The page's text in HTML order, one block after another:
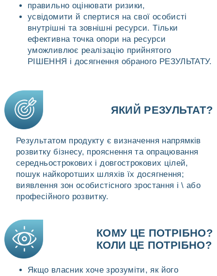
правильно оцінювати ризики,
усвідомити й спертися на свої особисті
внутрішні та зовнішні ресурси. Тільки
ефективна точка опори на ресурси
уможливлює реалізацію прийнятого
РІШЕННЯ і досягнення обраного РЕЗУЛЬТАТУ.
ЯКИЙ РЕЗУЛЬТАТ?
Результатом продукту є визначення напрямків
розвитку бізнесу, прояснення та опрацювання
середньострокових і довгострокових цілей,
пошук найкоротших шляхів їх досягнення;
виявлення зон особистісного зростання і \ або
професійного розвитку.
КОМУ ЦЕ ПОТРІБНО?
КОЛИ ЦЕ ПОТРІБНО?
Якщо власник хоче зрозуміти, як його